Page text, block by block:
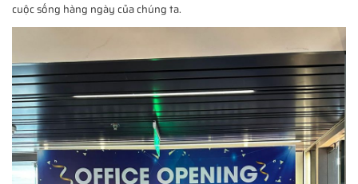
cuộc sống hàng ngày của chúng ta.